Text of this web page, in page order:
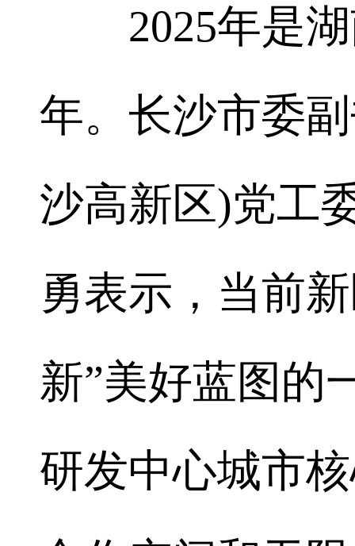
2025年是湖
年。长沙市委
沙高新区)党工
勇表示，当前
新”美好蓝图的
研发中心城市